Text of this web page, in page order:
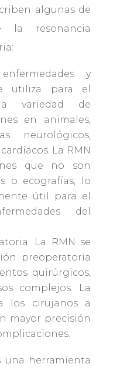
algunas de
la resonancia
y
utiliza para el
variedad de
en animales,
neurológicos,
La RMN
que no son
o ecografías, lo
útil para el
del
La RMN se
preoperatoria
quirúrgicos,
complejos. La
los cirujanos a
mayor precisión
una herramienta